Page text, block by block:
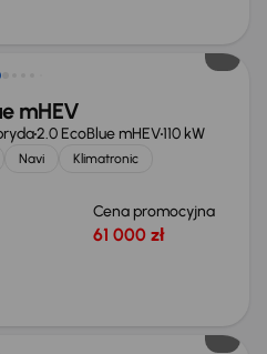
mHEV
2.0 EcoBlue mHEV110 kW
Navi
Klimatronic
Cena promocyjna
61 000 zł